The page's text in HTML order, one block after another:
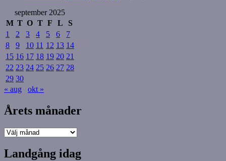
september 2025
M T O T F L
S
1
2 3 4 5 6
7
8
9 10 11 12 13 14
15 16 17 18 19 20 21
22 23 24 25 26 27 28
29 30
« aug
okt »
Årets månader
Årets
Landgång idag